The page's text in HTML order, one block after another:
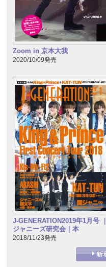
Zoom in 京本大我
2020/10/09発売
J-GENERATION2019年1月号 ｜
ジャニーズ研究会｜本
2018/11/23発売